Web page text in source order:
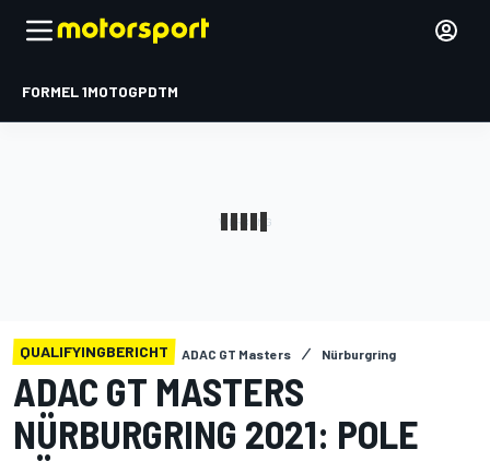
FORMEL 1MOTOGPDTM
QUALIFYINGBERICHT ADAC GT Masters Nürburgring
ADAC GT MASTERS
NÜRBURGRING 2021: POLE